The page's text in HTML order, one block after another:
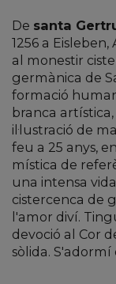
De santa
1256 a
al monestir
germànica de
formació
branca
il·lustració de
feu a 25 anys,
mística de
una intensa
cistercenca de
l'amor diví.
devoció al Cor
sòlida. S'adormí